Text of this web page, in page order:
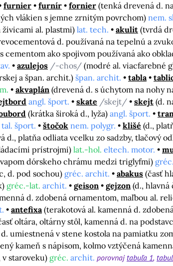
furnier furnír fornier (tenká drevená d.
vlákien s jemne zrnitým povrchom) nem.
al. plastmi) lat. tech. akulit (tvrdá
d. používaná na tepelnú a
cementom ako spojivom používaná ako
azulejos /-chos/ (modré al. viacfarebné
a špan. archit.) špan. archit. tabla
akvaplán (drevená d. s úchytom na nohy
angl. šport. skate /skejt/ skejt (d.
(krátka široká d., lyža) angl. šport.
tal. šport. štočok nem. polygr. klišé (d.,
d., platňa odliata vcelku zo sadzby, tlačový
prístrojmi)lat.-hol. eltech. motor.
dórskeho chrámu medzi triglyfmi)
d. pod sochou) gréc. archit. abakus (časť
gréc.-lat. archit. geison gejzon (d.,
d. zdobená ornamentom, maľbou al.
antefixa (terakotová al. kamenná d.
oltára, oltárny stôl, kamenná d. na
umiestnená v stene kostola na pamiatku
kameň s nápisom, kolmo vztýčená
v staroveku) gréc. archit. porovnaj tabuľa 1